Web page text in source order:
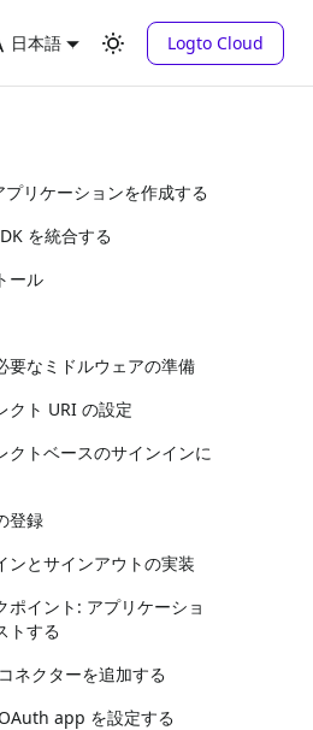
日本語 Logto Cloud
リケーションを作成する
を統合する
ール
要なミドルウェアの準備
クト URI の設定
クトベースのサインインに
登録
ンとサインアウトの実装
ポイント: アプリケーショ
トする
ネクターを追加する
app を設定する